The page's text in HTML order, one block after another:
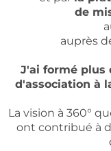
de
auprès
J'ai formé plus
d'association à
La vision à 360°
ont contribué à